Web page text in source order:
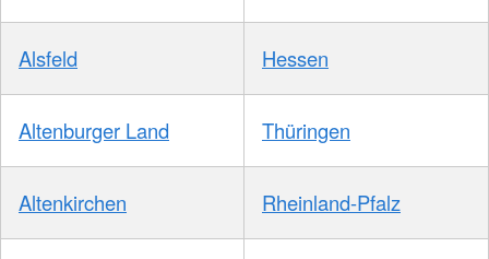
Alsfeld Hessen
Altenburger Land Thüringen
Altenkirchen Rheinland-Pfalz